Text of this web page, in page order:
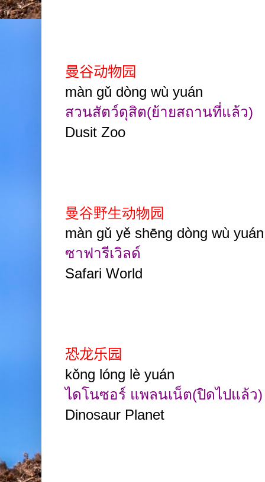
曼谷动物园
màn gǔ dòng wù yuán
สวนสัตว์ดุสิต(ย้ายสถานที่แล้ว)
Dusit Zoo
曼谷野生动物园
màn gǔ yě shēng dòng wù
ซาฟารีเวิลด์
Safari World
恐龙乐园
kǒng lóng lè yuán
ไดโนซอร์ แพลนเน็ต(ปิดไปแล้ว)
Dinosaur Planet